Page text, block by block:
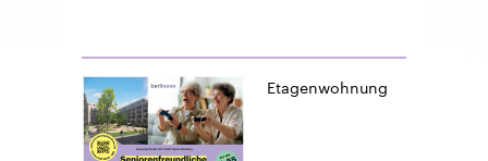
Etagenwohnung